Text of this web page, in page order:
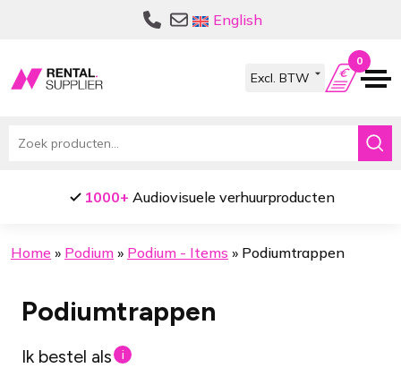
navigatie
inhoud
English
0
Zoeken
1000+ Audiovisuele verhuurproducten
Home » Podium » Podium - Items » Podiumtrappen
Podiumtrappen
Ik bestel als i